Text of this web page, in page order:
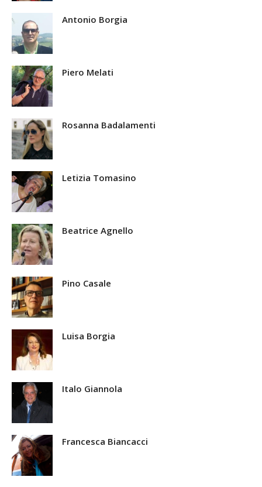
Antonio Borgia
Piero Melati
Rosanna Badalamenti
Letizia Tomasino
Beatrice Agnello
Pino Casale
Luisa Borgia
Italo Giannola
Francesca Biancacci